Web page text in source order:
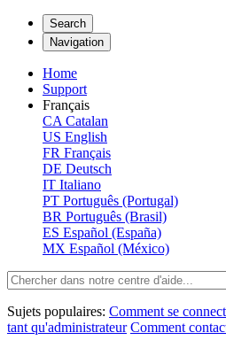
Search
Navigation
Home
Support
Français
CA Catalan
US English
FR Français
DE Deutsch
IT Italiano
PT Português (Portugal)
BR Português (Brasil)
ES Español (España)
MX Español (México)
Sujets populaires: Comment se
tant qu'administrateur Comment